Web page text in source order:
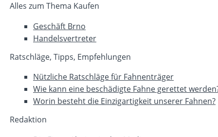
Alles zum Thema Kaufen
Geschäft Brno
Handelsvertreter
Ratschläge, Tipps, Empfehlungen
Nützliche Ratschläge für Fahnenträger
Wie kann eine beschädigte Fahne gerettet
Worin besteht die Einzigartigkeit unserer Fahnen?
Redaktion